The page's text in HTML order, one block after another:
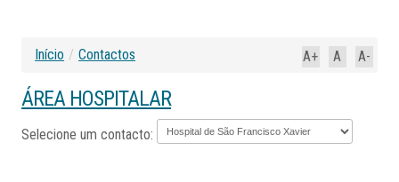
A-
A
A+
Início / Contactos
ÁREA HOSPITALAR
Selecione um contacto: